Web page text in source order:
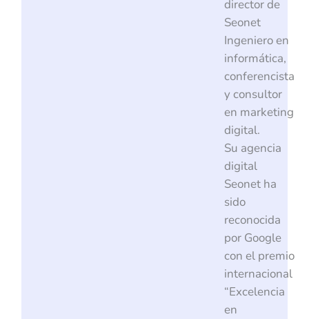
director de
Seonet
Ingeniero en
informática,
conferencista
y consultor
en marketing
digital.
Su agencia
digital
Seonet ha
sido
reconocida
por Google
con el premio
internacional
“Excelencia
en